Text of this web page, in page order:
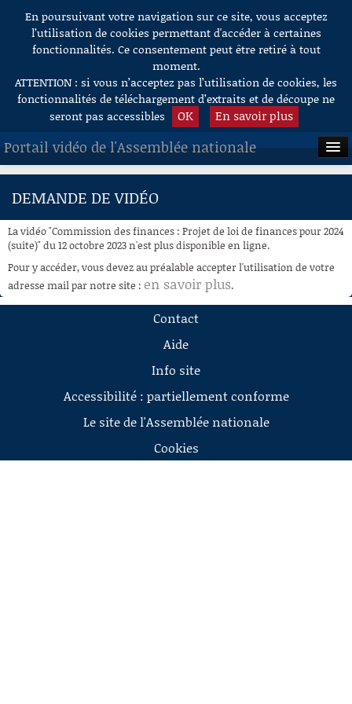
Aller au contenu
En poursuivant votre navigation sur ce site, vous acceptez
l’utilisation de cookies permettant d'accéder à certaines
fonctionnalités. Ce consentement peut être retiré à tout
moment.
ATTENTION : si vous n’acceptez pas l’utilisation de cookies, les
fonctionnalités de téléchargement d’extraits et de découpe ne
seront pas accessibles
OK En savoir plus
Portail vidéo de l'Assemblée nationale
ACCUEIL
À LA DEMANDE
RECHERCHE
AIDE À LA DÉCOUPE
DEMANDE DE VIDÉO
La vidéo "Commission des finances : Projet de loi de finances pour 2024
(suite)" du 12 octobre 2023 n'est plus disponible en ligne.
Pour y accéder, vous devez au préalable accepter l'utilisation de votre
adresse mail par notre site : en savoir plus.
Contact
Aide
Info site
Accessibilité : partiellement conforme
Le site de l'Assemblée nationale
Cookies